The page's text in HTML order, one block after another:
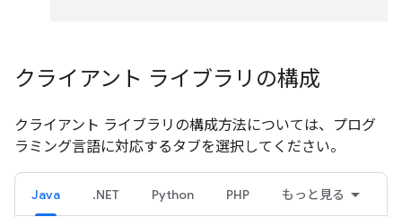
クライアント ライブラリの構成
クライアント ライブラリの構成方法については、プログ
ラミング言語に対応するタブを選択してください。
Java .NET Python PHP もっと見る